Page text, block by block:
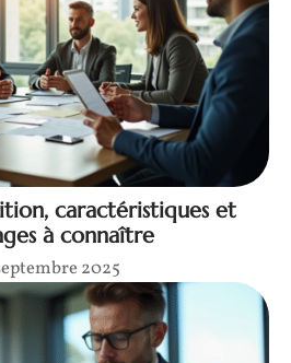
caractéristiques et
à connaître
2025